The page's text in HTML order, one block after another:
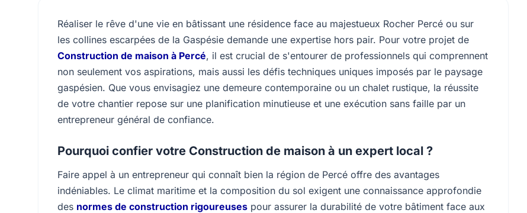
Réaliser le rêve d'une vie en bâtissant une résidence face au majestueux Rocher Percé ou sur
les collines escarpées de la Gaspésie demande une expertise hors pair. Pour votre projet de
Construction de maison à Percé, il est crucial de s'entourer de professionnels qui comprennent
non seulement vos aspirations, mais aussi les défis techniques uniques imposés par le paysage
gaspésien. Que vous envisagiez une demeure contemporaine ou un chalet rustique, la réussite
de votre chantier repose sur une planification minutieuse et une exécution sans faille par un
entrepreneur général de confiance.
Pourquoi confier votre Construction de maison à un expert local ?
Faire appel à un entrepreneur qui connaît bien la région de Percé offre des avantages
indéniables. Le climat maritime et la composition du sol exigent une connaissance approfondie
des normes de construction rigoureuses pour assurer la durabilité de votre bâtiment face aux